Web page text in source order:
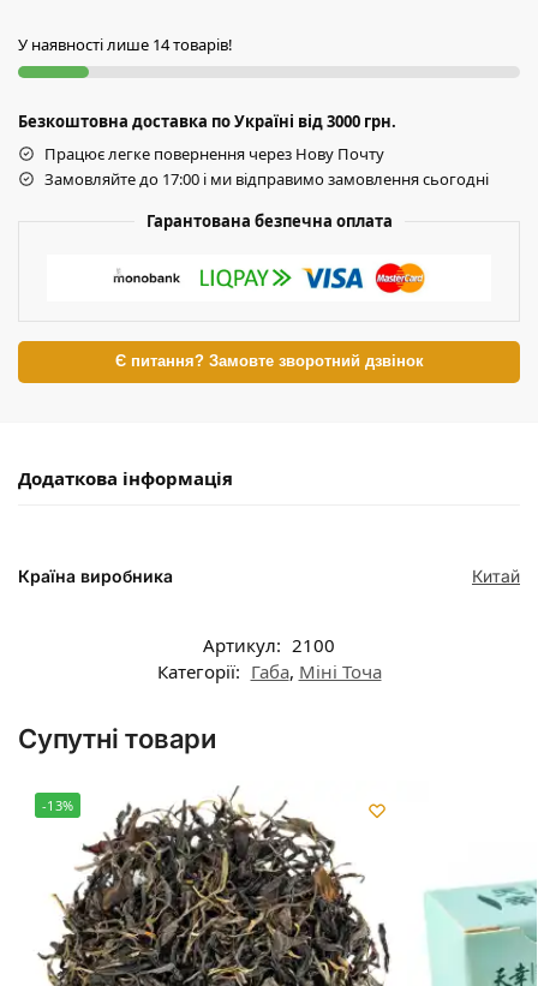
У наявності лише 14 товарів!
Безкоштовна доставка по Україні від 3000 грн.
Працює легке повернення через Нову Почту
Замовляйте до 17:00 і ми відправимо замовлення сьогодні
Гарантована безпечна оплата
Є питання? Замовте зворотний дзвінок
Додаткова інформація
Країна виробника Китай
Артикул: 2100
Категорії: Габа, Міні Точа
Супутні товари
-13%